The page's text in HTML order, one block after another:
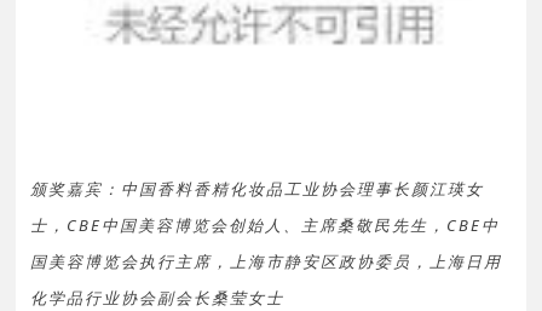
颁奖嘉宾：中国香料香精化妆品工业协会理事长颜江瑛女
士，CBE中国美容博览会创始人、主席桑敬民先生，CBE中
国美容博览会执行主席，上海市静安区政协委员，上海日用
化学品行业协会副会长桑莹女士